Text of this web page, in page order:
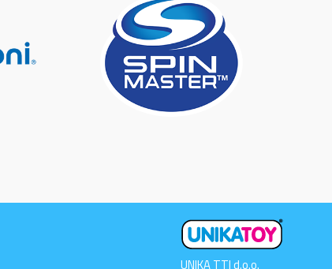
UNIKA TTI d.o.o.